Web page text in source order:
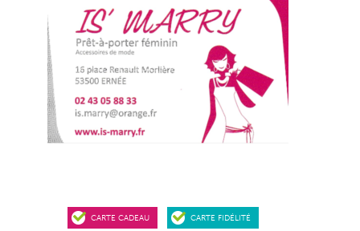
CARTE CADEAU CARTE FIDÉLITÉ